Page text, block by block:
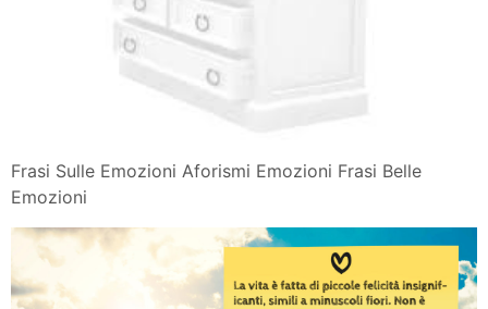
Frasi Sulle Emozioni Aforismi Emozioni Frasi Belle
Emozioni